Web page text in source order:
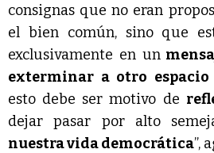
consignas que no eran
el bien común, sino que
exclusivamente en un
exterminar a otro
esto debe ser motivo de
dejar pasar por alto
nuestra vida democrática”,